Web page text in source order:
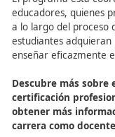
Infórmate Con
Segura y
Descubre
en movilidad.
Descubre cómo
da un paso
¡Infórmate ahora